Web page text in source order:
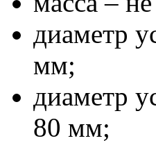
диаметр
мм;
диаметр
80 мм;